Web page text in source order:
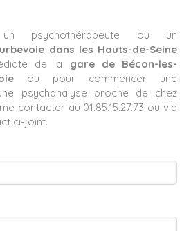
psychothérapeute ou un
dans les Hauts-de-Seine
de la gare de Bécon-les-
ou pour commencer une
psychanalyse proche de chez
contacter au 01.85.15.27.73 ou via
ci-joint.